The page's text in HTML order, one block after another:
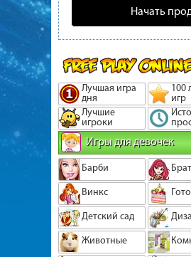
Начать
Лучшая игра
дня
100
игр
Лучшие
игроки
Игры для девочек
Барби
Винкс
Детский сад
Животные